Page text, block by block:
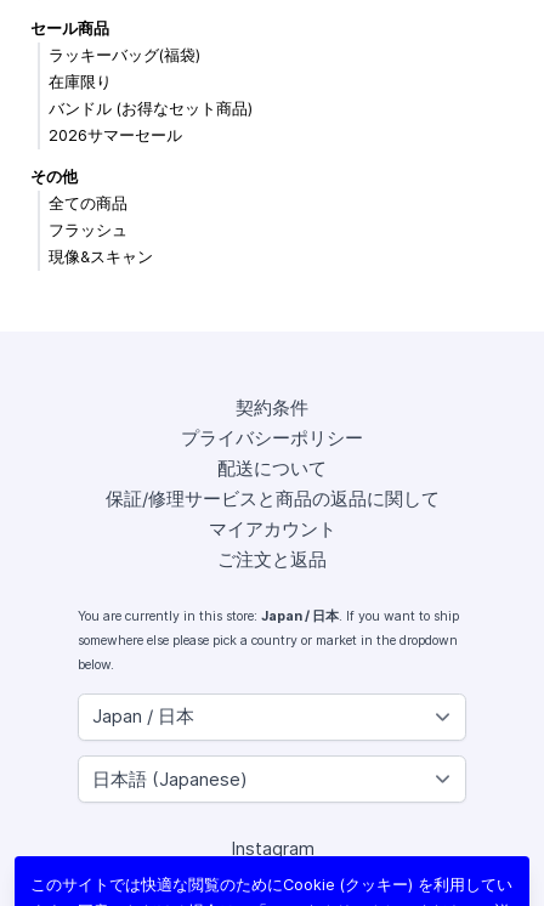
セール商品
ラッキーバッグ(福袋)
在庫限り
バンドル (お得なセット商品)
2026サマーセール
その他
全ての商品
フラッシュ
現像&スキャン
契約条件
プライバシーポリシー
配送について
保証/修理サービスと商品の返品に関して
マイアカウント
ご注文と返品
You are currently in this store: Japan / 日本. If you want to ship
somewhere else please pick a country or market in the dropdown
below.
Instagram
Facebook
このサイトでは快適な閲覧のためにCookie (クッキー) を利用してい